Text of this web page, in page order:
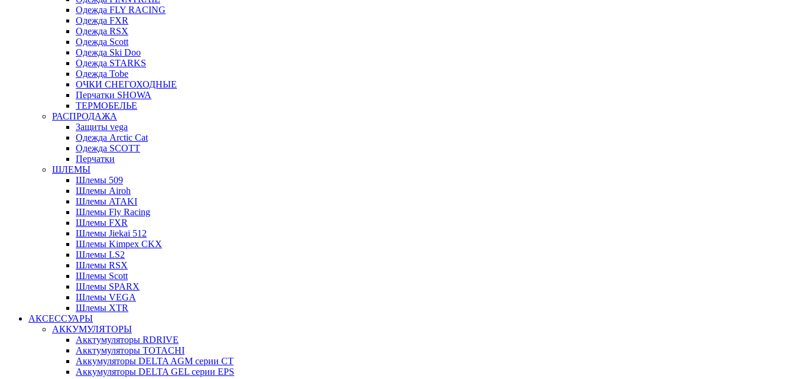
Одежда FLY RACING
Одежда FXR
Одежда RSX
Одежда Scott
Одежда Ski Doo
Одежда STARKS
Одежда Tobe
ОЧКИ СНЕГОХОДНЫЕ
Перчатки SHOWA
ТЕРМОБЕЛЬЕ
РАСПРОДАЖА
Защиты vega
Одежда Arctic Cat
Одежда SCOTT
Перчатки
ШЛЕМЫ
Шлемы 509
Шлемы Airoh
Шлемы ATAKI
Шлемы Fly Racing
Шлемы FXR
Шлемы Jiekai 512
Шлемы Kimpex CKX
Шлемы LS2
Шлемы RSX
Шлемы Scott
Шлемы SPARX
Шлемы VEGA
Шлемы XTR
АКСЕССУАРЫ
АККУМУЛЯТОРЫ
Акктумуляторы RDRIVE
Акктумуляторы TOTACHI
Аккумуляторы DELTA AGM серии CT
Аккумуляторы DELTA GEL серии EPS